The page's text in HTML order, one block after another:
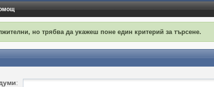
но трябва да укажеш поне един критерий за търсене.
: